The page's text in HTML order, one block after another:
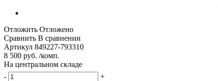
Отложить Отложено
Сравнить В сравнении
Артикул 849227-793310
8 500 руб. /комп.
На центральном складе
-
+